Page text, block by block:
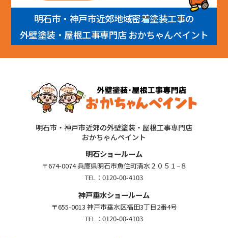
明石市・神戸市近郊地域密着塗装工事の
外壁塗装・屋根工事専門店 おかちゃんペイント
明石市・神戸市近郊の外壁塗装・屋根工事専門店
おかちゃんペイント
明石ショールーム
〒674-0074 兵庫県明石市魚住町清水２０５１−８
TEL： 0120-00-4103
神戸垂水ショールーム
〒655-0013 神戸市垂水区福田3丁目2番4号
TEL： 0120-00-4103